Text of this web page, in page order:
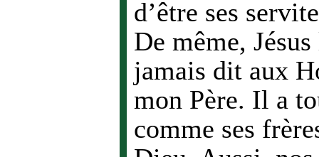
d’être ses
De même,
jamais dit aux
mon Père. Il a
comme ses